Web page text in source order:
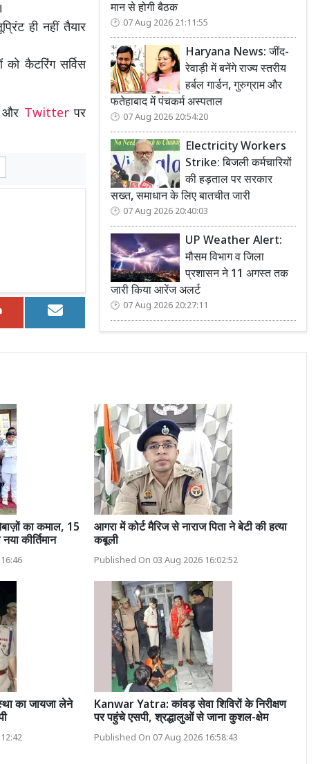
ही नहीं तैयार
कैटरिंग सर्विस
Twitterपर
मान से होगी बैठक
07 Aug 2026 21:11:55
Haryana News: जींद-
रेवाड़ी में बनेंगे राज्य स्तरीय
हर्बल गार्डन, गुरुग्राम और
फतेहाबाद में पंचकर्म अस्पताल
07 Aug 2026 20:54:20
Electricity Workers
Strike: बिजली कर्मचारियों
की हड़ताल पर सरकार
सख्त, समाधान के लिए बातचीत जारी
07 Aug 2026 20:40:03
UP Weather Alert:
मौसम विभाग व जिला
प्रशासन ने 11 अगस्त तक
जारी किया आरेंज अलर्ट
07 Aug 2026 20:27:11
का कमाल, 15
कीर्तिमान
आगरा में कोर्ट मैरिज से नाराज पिता ने बेटी की हत्या
कबूली
Published On 03 Aug 2026 16:02:52
का जायजा लेने
Kanwar Yatra: कांवड़ सेवा शिविरों के निरीक्षण
पर पहुंचे एसपी, श्रद्धालुओं से जाना कुशल-क्षेम
Published On 07 Aug 2026 16:58:43